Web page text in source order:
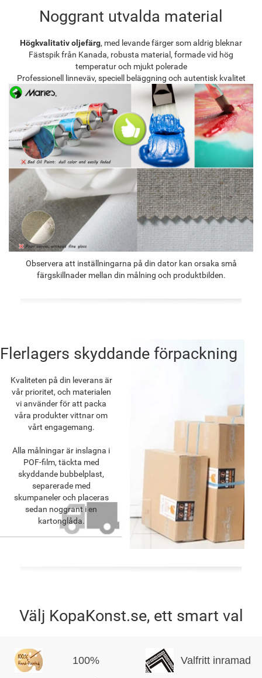
Noggrant utvalda material
Högkvalitativ oljefärg, med levande färger som aldrig bleknar
Fästspik från Kanada, robusta material, formade vid hög
temperatur och mjukt polerade
Professionell linneväv, speciell beläggning och autentisk kvalitet
Observera att inställningarna på din dator kan orsaka små
färgskillnader mellan din målning och produktbilden.
Flerlagers skyddande förpackning
Kvaliteten på din leverans är
vår prioritet, och materialen
vi använder för att packa
våra produkter vittnar om
vårt engagemang.
Alla målningar är inslagna i
POF-film, täckta med
skyddande bubbelplast,
separerade med
skumpaneler och placeras
sedan noggrant i en
kartonglåda.
Välj KopaKonst.se, ett smart val
100% Valfritt inramad